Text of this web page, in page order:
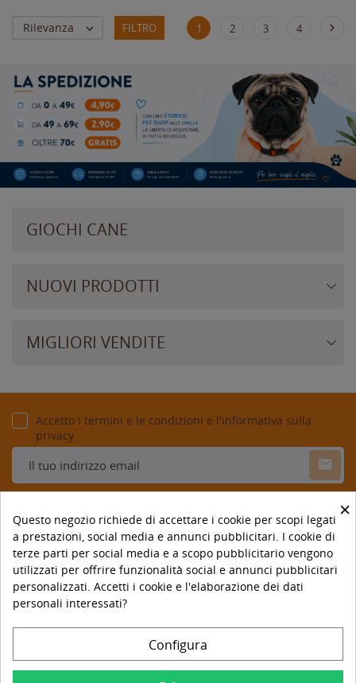
GIOCHI CANE
NUOVI PRODOTTI
MIGLIORI VENDITE
Rilevanza  FILTRO 1 2 3 4 
Accetto i termini e le condizioni e l'informativa sulla
privacy
LA NOSTRA STORIA
Il Tuo Account 
×
Questo negozio richiede di accettare i cookie per scopi legati
a prestazioni, social media e annunci pubblicitari. I cookie di
terze parti per social media e a scopo pubblicitario vengono
utilizzati per offrire funzionalità social e annunci pubblicitari
personalizzati. Accetti i cookie e l'elaborazione dei dati
personali interessati?
Configura